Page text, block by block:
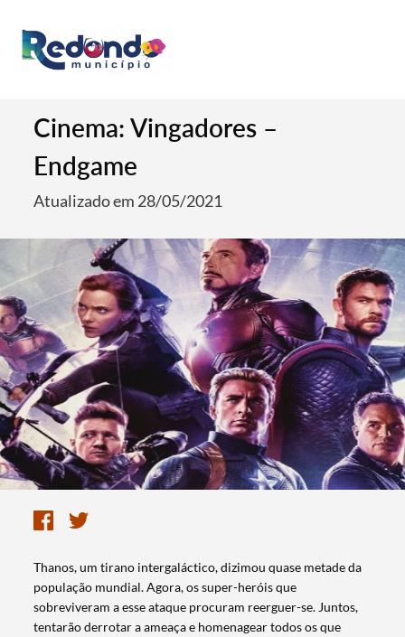
Cinema: Vingadores –
Endgame
Atualizado em 28/05/2021
Thanos, um tirano intergaláctico, dizimou quase metade da
população mundial. Agora, os super-heróis que
sobreviveram a esse ataque procuram reerguer-se. Juntos,
tentarão derrotar a ameaça e homenagear todos os que